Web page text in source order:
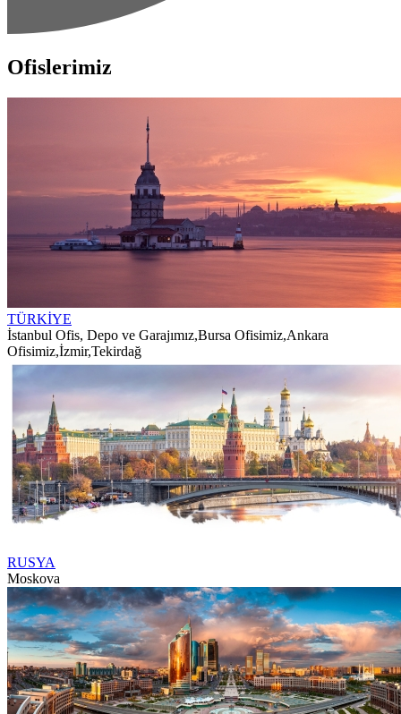
Ofislerimiz
TÜRKİYE
İstanbul Ofis, Depo ve Garajımız,Bursa Ofisimiz,Ankara
Ofisimiz,İzmir,Tekirdağ
RUSYA
Moskova